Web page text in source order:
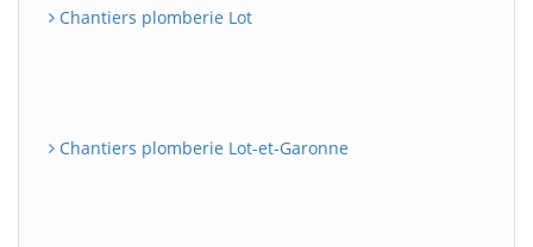
Chantiers plomberie Lot
Chantiers plomberie Lot-et-Garonne